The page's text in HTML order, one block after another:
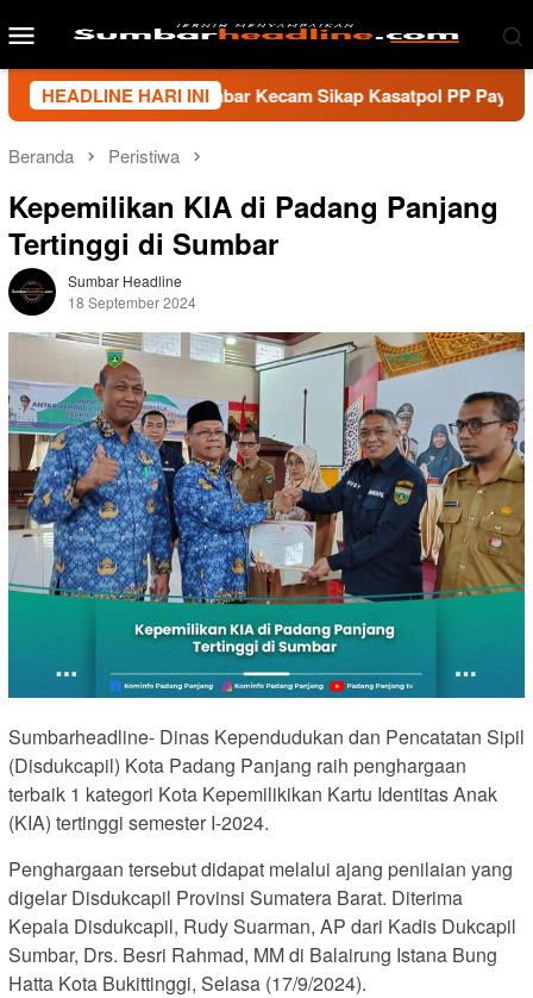
ke
Menu
Mobile
HEADLINE HARI INI
Sumbar Kecam Sikap Kasatpol PP Payakumbuh,
Beranda Peristiwa
Kepemilikan KIA di Padang Panjang
Tertinggi di Sumbar
Sumbar Headline
18 September 2024
Sumbarheadline- Dinas Kependudukan dan Pencatatan Sipil
(Disdukcapil) Kota Padang Panjang raih penghargaan
terbaik 1 kategori Kota Kepemilikikan Kartu Identitas Anak
(KIA) tertinggi semester I-2024.
Penghargaan tersebut didapat melalui ajang penilaian yang
digelar Disdukcapil Provinsi Sumatera Barat. Diterima
Kepala Disdukcapil, Rudy Suarman, AP dari Kadis Dukcapil
Sumbar, Drs. Besri Rahmad, MM di Balairung Istana Bung
Hatta Kota Bukittinggi, Selasa (17/9/2024).